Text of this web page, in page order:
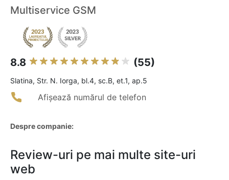
Multiservice GSM
8.8 (55)
Slatina, Str. N. Iorga, bl.4, sc.B, et.1, ap.5
Afișează numărul de telefon
Despre companie:
Review-uri pe mai multe site-uri
web